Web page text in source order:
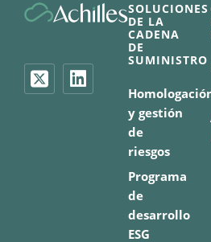
SOLUCIONES
DE LA
CADENA
DE
SUMINISTRO
y gestión
de
riesgos
Programa
de
desarrollo
ESG